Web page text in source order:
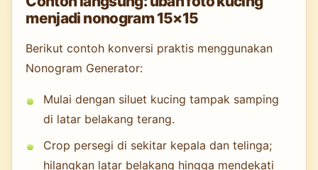
menjadi nonogram 15×15
Berikut contoh konversi praktis menggunakan
Nonogram Generator:
Mulai dengan siluet kucing tampak samping
di latar belakang terang.
Crop persegi di sekitar kepala dan telinga;
hilangkan latar belakang hingga mendekati